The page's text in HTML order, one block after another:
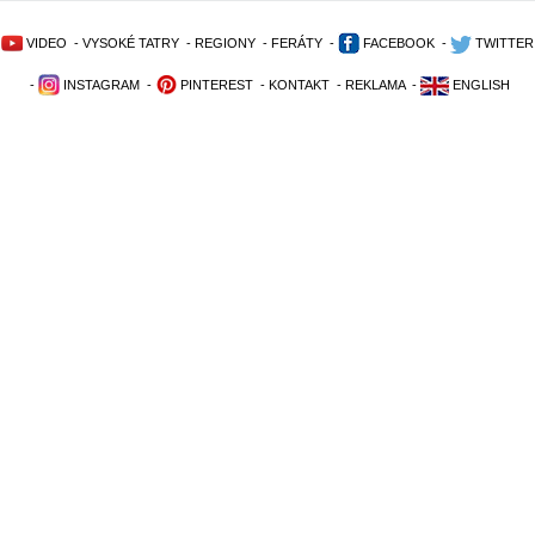
VIDEO - VYSOKÉ TATRY - REGIONY - FERÁTY - FACEBOOK - TWITTER
- INSTAGRAM - PINTEREST - KONTAKT - REKLAMA - ENGLISH